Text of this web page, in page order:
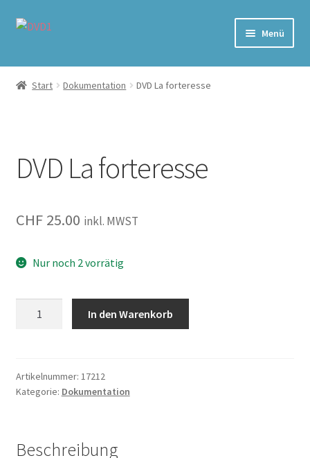
Zur
Zum
Menü
Home
Start Dokumentation DVD La forteresse
DVD La forteresse
CHF25.00 inkl. MWST
Nur noch 2 vorrätig
In den Warenkorb
Artikelnummer: 17212
Kategorie: Dokumentation
Beschreibung